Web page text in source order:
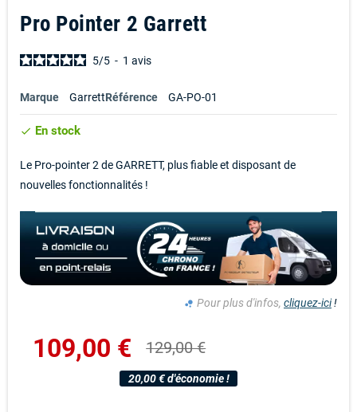
Pro Pointer 2 Garrett
5/5 - 1 avis
Marque GarrettRéférence GA-PO-01
check En stock
Le Pro-pointer 2 de GARRETT, plus fiable et disposant de
nouvelles fonctionnalités !
bubble_chart Pour plus d'infos, cliquez-ici!
109,00 € 129,00 €
20,00 € d'économie !